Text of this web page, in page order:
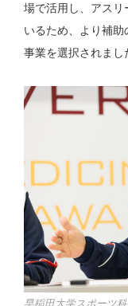
場で活用し、アス
いるため、より補
事業を選択されまし
早稲田大学スポーツ